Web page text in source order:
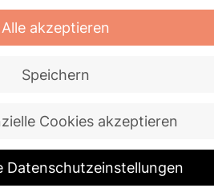
SICHERN
TOUR 2025
Alle akzeptieren
Speichern
Cookies akzeptieren
Datenschutzeinstellungen